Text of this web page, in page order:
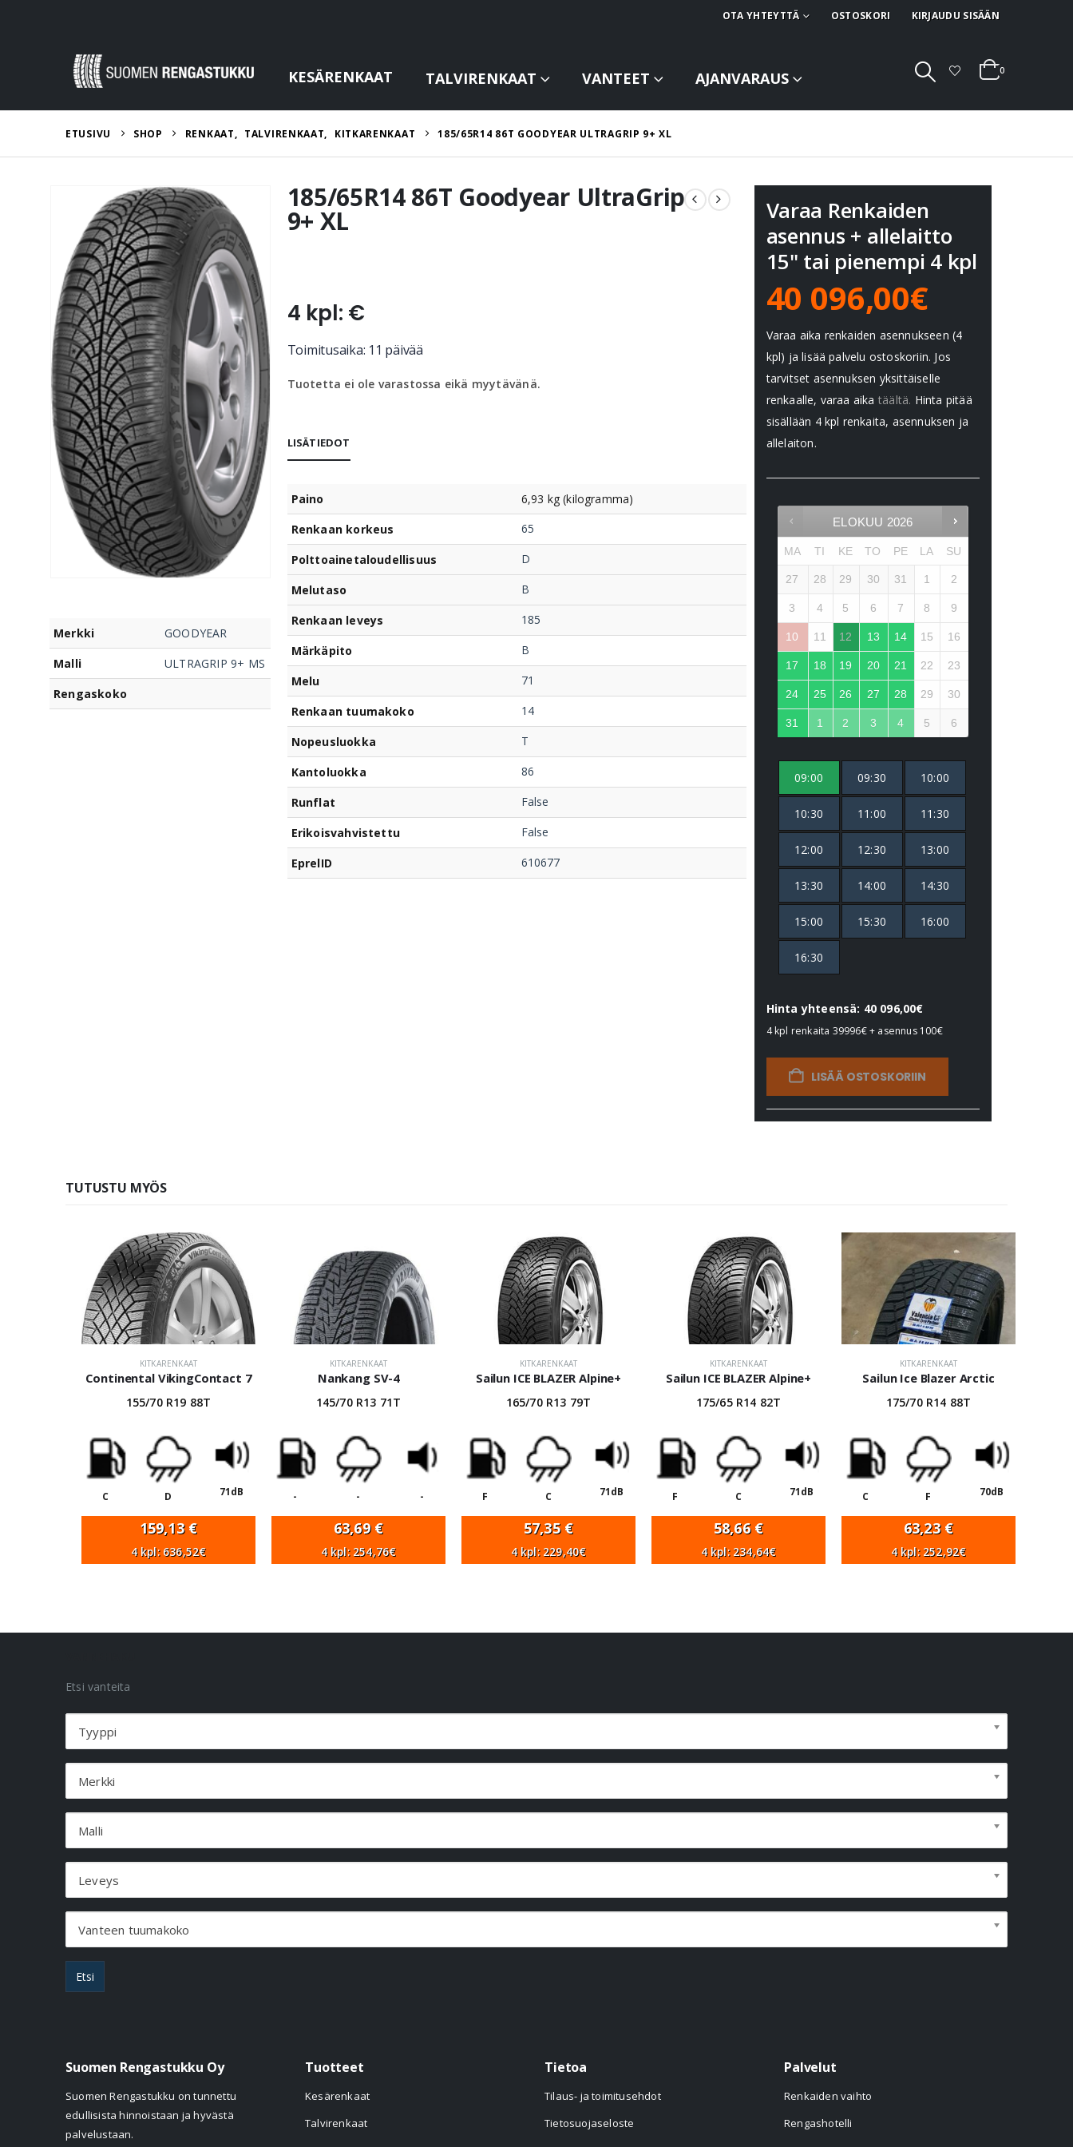
OTA YHTEYTTÄ OSTOSKORI KIRJAUDU SISÄÄN
KESÄRENKAAT TALVIRENKAAT VANTEET AJANVARAUS 0
ETUSIVU SHOP RENKAAT, TALVIRENKAAT, KITKARENKAAT 185/65R14 86T GOODYEAR ULTRAGRIP 9+ XL
Merkki
GOODYEAR
Malli
ULTRAGRIP 9+ MS
Rengaskoko
185/65R14 86T Goodyear UltraGrip
9+ XL
4 kpl: €
Toimitusaika: 11 päivää
Tuotetta ei ole varastossa eikä myytävänä.
LISÄTIEDOT
Paino
6,93 kg (kilogramma)
Renkaan korkeus
65
Polttoainetaloudellisuus D
Melutaso B
Renkaan leveys 185
Märkäpito B
Melu 71
Renkaan tuumakoko 14
Nopeusluokka T
Kantoluokka 86
Runflat False
Erikoisvahvistettu False
EprelID 610677
Varaa Renkaiden
asennus + allelaitto
15" tai pienempi 4 kpl
40 096,00€
Varaa aika renkaiden asennukseen (4
kpl) ja lisää palvelu ostoskoriin. Jos
tarvitset asennuksen yksittäiselle
renkaalle, varaa aika täältä. Hinta pitää
sisällään 4 kpl renkaita, asennuksen ja
allelaiton.
ELOKUU 2026
MA TI KE TO PE LA SU
27 28 29 30 31 1 2
3 4 5 6 7 8 9
10 11 12 13 14 15 16
17 18 19 20 21 22 23
24 25 26 27 28 29 30
31 1 2 3 4 5 6
09:00 09:30 10:00
10:30 11:00 11:30
12:00 12:30 13:00
13:30 14:00 14:30
15:00 15:30 16:00
16:30
Hinta yhteensä: 40 096,00€
4 kpl renkaita 39996€+ asennus 100€
LISÄÄ OSTOSKORIIN
TUTUSTU MYÖS
KITKARENKAAT
Continental VikingContact 7
155/70 R19 88T
C D 71dB
159,13 €
4 kpl: 636,52€
KITKARENKAAT
Nankang SV-4
145/70 R13 71T
- - -
63,69 €
4 kpl: 254,76€
KITKARENKAAT
Sailun ICE BLAZER Alpine+
165/70 R13 79T
F C 71dB
57,35 €
4 kpl: 229,40€
KITKARENKAAT
Sailun ICE BLAZER Alpine+
175/65 R14 82T
F C 71dB
58,66 €
4 kpl: 234,64€
KITKARENKAAT
Sailun Ice Blazer Arctic
175/70 R14 88T
C F 70dB
63,23 €
4 kpl: 252,92€
Etsi vanteita
Tyyppi
Merkki
Malli
Leveys
Vanteen tuumakoko
Etsi
Suomen Rengastukku Oy
Suomen Rengastukku on tunnettu
edullisista hinnoistaan ja hyvästä
palvelustaan.
Tuotteet
Kesärenkaat
Talvirenkaat
Tietoa
Tilaus- ja toimitusehdot
Tietosuojaseloste
Palvelut
Renkaiden vaihto
Rengashotelli